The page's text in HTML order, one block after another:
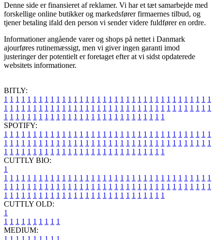
Denne side er finansieret af reklamer. Vi har et tæt samarbejde med
forskellige online butikker og markedsfører firmaernes tilbud, og
tjener betaling ifald den person vi sender videre fuldfører en ordre.
Informationer angående varer og shops på nettet i Danmark
ajourføres rutinemæssigt, men vi giver ingen garanti imod
justeringer der potentielt er foretaget efter at vi sidst opdaterede
websitets informationer.
BITLY:
1 1 1 1 1 1 1 1 1 1 1 1 1 1 1 1 1 1 1 1 1 1 1 1 1 1 1 1 1 1 1 1 1 1 1 1
1 1 1 1 1 1 1 1 1 1 1 1 1 1 1 1 1 1 1 1 1 1 1 1 1 1 1 1 1 1 1 1 1 1 1 1
1 1 1 1 1 1 1 1 1 1 1 1 1 1 1 1 1 1 1 1 1 1 1 1 1 1 1 1
SPOTIFY:
1 1 1 1 1 1 1 1 1 1 1 1 1 1 1 1 1 1 1 1 1 1 1 1 1 1 1 1 1 1 1 1 1 1 1 1
1 1 1 1 1 1 1 1 1 1 1 1 1 1 1 1 1 1 1 1 1 1 1 1 1 1 1 1 1 1 1 1 1 1 1 1
1 1 1 1 1 1 1 1 1 1 1 1 1 1 1 1 1 1 1 1 1 1 1 1 1 1 1 1
CUTTLY BIO:
1
1 1 1 1 1 1 1 1 1 1 1 1 1 1 1 1 1 1 1 1 1 1 1 1 1 1 1 1 1 1 1 1 1 1 1 1
1 1 1 1 1 1 1 1 1 1 1 1 1 1 1 1 1 1 1 1 1 1 1 1 1 1 1 1 1 1 1 1 1 1 1 1
1 1 1 1 1 1 1 1 1 1 1 1 1 1 1 1 1 1 1 1 1 1 1 1 1 1 1 1
CUTTLY OLD:
1
1 1 1 1 1 1 1 1 1 1
MEDIUM: